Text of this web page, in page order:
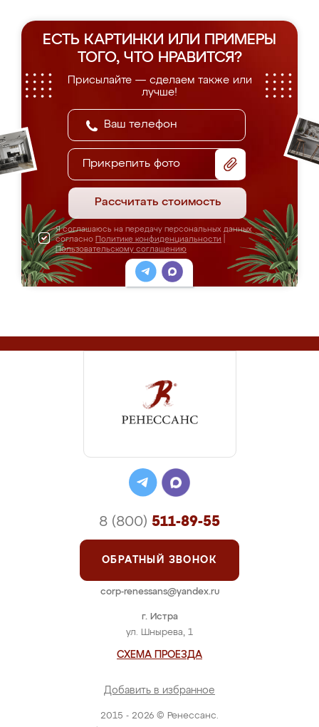
ЕСТЬ КАРТИНКИ ИЛИ ПРИМЕРЫ
ТОГО, ЧТО НРАВИТСЯ?
Присылайте — сделаем также или
лучше!
Прикрепить фото
Рассчитать стоимость
Я соглашаюсь на передачу персональных данных
согласно Политике конфиденциальности
Пользовательскому соглашению
2015 - 2026 © Ренессанс.
г. Истра
ул. Шнырева, 1
СХЕМА ПРОЕЗДА
Добавить в избранное
8 (800) 511-89-55
ОБРАТНЫЙ ЗВОНОК
corp-renessans@yandex.ru